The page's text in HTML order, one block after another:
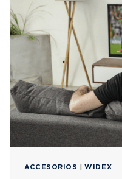
ACCESORIOS |WIDEX